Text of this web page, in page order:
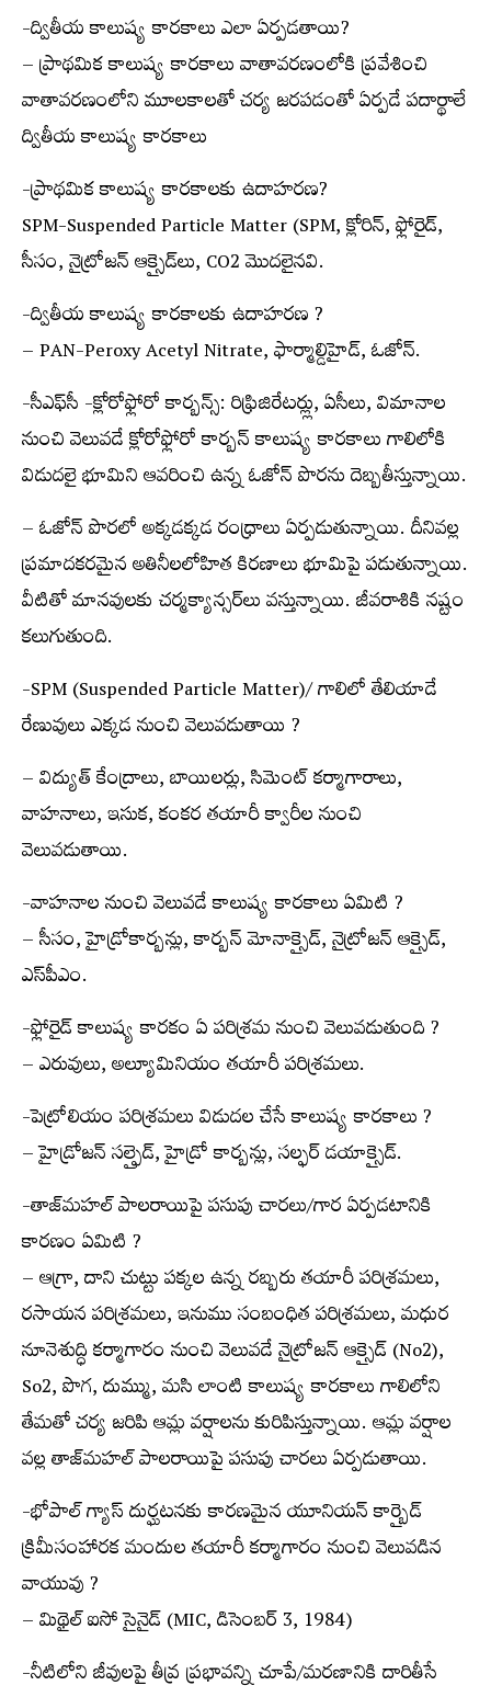
-ద్వితీయ కాలుష్య కారకాలు ఎలా ఏర్పడతాయి?
– ప్రాథమిక కాలుష్య కారకాలు వాతావరణంలోకి ప్రవేశించి
వాతావరణంలోని మూలకాలతో చర్య జరపడంతో ఏర్పడే పదార్థాలే
ద్వితీయ కాలుష్య కారకాలు
-ప్రాథమిక కాలుష్య కారకాలకు ఉదాహరణ?
SPM-Suspended Particle Matter (SPM, క్లోరిన్, ఫ్లోరైడ్,
సీసం, నైట్రోజన్ ఆక్సైడ్‌లు, CO2 మొదలైనవి.
-ద్వితీయ కాలుష్య కారకాలకు ఉదాహరణ ?
– PAN-Peroxy Acetyl Nitrate, ఫార్మాల్డిహైడ్, ఓజోన్.
-సీఎఫ్‌సీ -క్లోరోఫ్లోరో కార్బన్స్: రిఫ్రిజిరేటర్ల్లు, ఏసీలు, విమానాల
నుంచి వెలువడే క్లోరోఫ్లోరో కార్బన్ కాలుష్య కారకాలు గాలిలోకి
విడుదలై భూమిని ఆవరించి ఉన్న ఓజోన్ పొరను దెబ్బతీస్తున్నాయి.
– ఓజోన్ పొరలో అక్కడక్కడ రంధ్రాలు ఏర్పడుతున్నాయి. దీనివల్ల
ప్రమాదకరమైన అతినీలలోహిత కిరణాలు భూమిపై పడుతున్నాయి.
వీటితో మానవులకు చర్మక్యాన్సర్‌లు వస్తున్నాయి. జీవరాశికి నష్టం
కలుగుతుంది.
-SPM (Suspended Particle Matter)/ గాలిలో తేలియాడే
రేణువులు ఎక్కడ నుంచి వెలువడుతాయి ?
– విద్యుత్ కేంద్రాలు, బాయిలర్లు, సిమెంట్ కర్మాగారాలు,
వాహనాలు, ఇసుక, కంకర తయారీ క్వారీల నుంచి
వెలువడుతాయి.
-వాహనాల నుంచి వెలువడే కాలుష్య కారకాలు ఏమిటి ?
– సీసం, హైడ్రోకార్బన్లు, కార్బన్ మోనాక్సైడ్, నైట్రోజన్ ఆక్సైడ్,
ఎస్‌పీఎం.
-ఫ్లోరైడ్ కాలుష్య కారకం ఏ పరిశ్రమ నుంచి వెలువడుతుంది ?
– ఎరువులు, అల్యూమినియం తయారీ పరిశ్రమలు.
-పెట్రోలియం పరిశ్రమలు విడుదల చేసే కాలుష్య కారకాలు ?
– హైడ్రోజన్ సల్ఫైడ్, హైడ్రో కార్బన్లు, సల్ఫర్ డయాక్సైడ్.
-తాజ్‌మహల్ పాలరాయిపై పసుపు చారలు/గార ఏర్పడటానికి
కారణం ఏమిటి ?
– ఆగ్రా, దాని చుట్టు పక్కల ఉన్న రబ్బరు తయారీ పరిశ్రమలు,
రసాయన పరిశ్రమలు, ఇనుము సంబంధిత పరిశ్రమలు, మధుర
నూనెశుద్ధి కర్మాగారం నుంచి వెలువడే నైట్రోజన్ ఆక్సైడ్ (No2),
So2, పొగ, దుమ్ము, మసి లాంటి కాలుష్య కారకాలు గాలిలోని
తేమతో చర్య జరిపి ఆమ్ల వర్షాలను కురిపిస్తున్నాయి. ఆమ్ల వర్షాల
వల్ల తాజ్‌మహల్ పాలరాయిపై పసుపు చారలు ఏర్పడుతాయి.
-భోపాల్ గ్యాస్ దుర్ఘటనకు కారణమైన యూనియన్ కార్బైడ్
క్రిమీసంహారక మందుల తయారీ కర్మాగారం నుంచి వెలువడిన
వాయువు ?
– మిథైల్ ఐసో సైనైడ్ (MIC, డిసెంబర్ 3, 1984)
-నీటిలోని జీవులపై తీవ్ర ప్రభావన్ని చూపే/మరణానికి దారితీసే